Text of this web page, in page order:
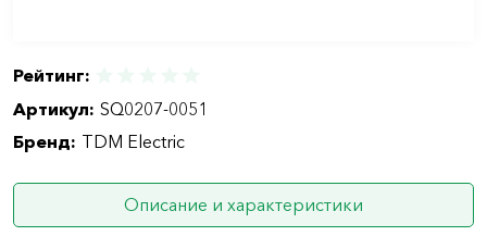
Рейтинг:
Артикул: SQ0207-0051
Бренд: TDM Electric
Описание и характеристики